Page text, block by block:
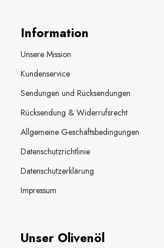
Information
Unsere Mission
Kundenservice
Sendungen und Rücksendungen
Rücksendung & Widerrufsrecht
Allgemeine Geschäftsbedingungen
Datenschutzrichtlinie
Datenschutzerklärung
Impressum
Unser Olivenöl